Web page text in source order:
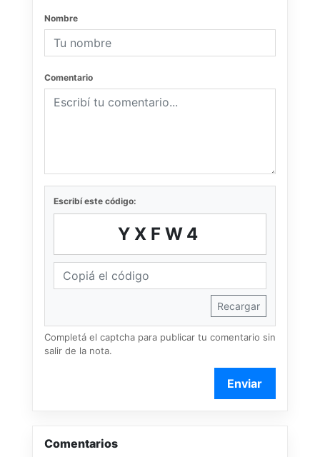
Nombre
Comentario
Escribí este código:
YXFW4
Recargar
Completá el captcha para publicar tu comentario sin
salir de la nota.
Enviar
Comentarios